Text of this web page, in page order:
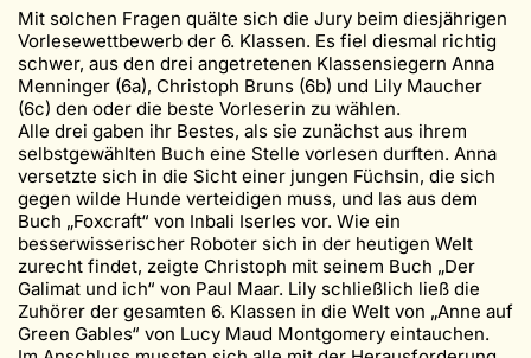
Mit solchen Fragen quälte sich die Jury beim diesjährigen
Vorlesewettbewerb der 6. Klassen. Es fiel diesmal richtig
schwer, aus den drei angetretenen Klassensiegern Anna
Menninger (6a), Christoph Bruns (6b) und Lily Maucher
(6c) den oder die beste Vorleserin zu wählen.
Alle drei gaben ihr Bestes, als sie zunächst aus ihrem
selbstgewählten Buch eine Stelle vorlesen durften. Anna
versetzte sich in die Sicht einer jungen Füchsin, die sich
gegen wilde Hunde verteidigen muss, und las aus dem
Buch „Foxcraft“ von Inbali Iserles vor. Wie ein
besserwisserischer Roboter sich in der heutigen Welt
zurecht findet, zeigte Christoph mit seinem Buch „Der
Galimat und ich“ von Paul Maar. Lily schließlich ließ die
Zuhörer der gesamten 6. Klassen in die Welt von „Anne auf
Green Gables“ von Lucy Maud Montgomery eintauchen.